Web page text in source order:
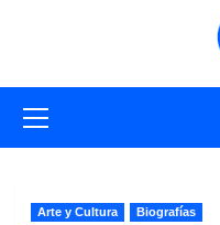
primario
Arte y Cultura Biografías